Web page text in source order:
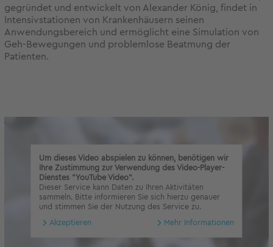
gegründet und entwickelt von Alexander König, findet in
Intensivstationen von Krankenhäusern seinen
Anwendungsbereich und ermöglicht eine Simulation von
Geh-Bewegungen und problemlose Beatmung der
Patienten.
Um dieses Video abspielen zu können, benötigen wir
Ihre Zustimmung zur Verwendung des Video-Player-
Dienstes "YouTube Video".
Dieser Service kann Daten zu Ihren Aktivitäten
sammeln. Bitte informieren Sie sich hierzu genauer
und stimmen Sie der Nutzung des Service zu.
Akzeptieren Mehr Informationen